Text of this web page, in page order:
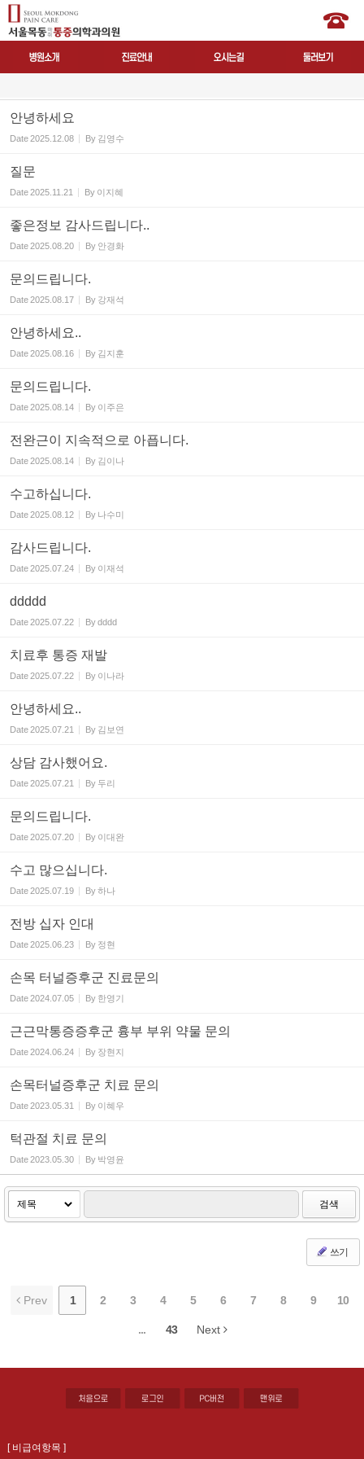
안녕하세요
Date2025.12.08 By 김영수
질문
Date2025.11.21 By 이지혜
좋은정보 감사드립니다..
Date2025.08.20 By 안경화
문의드립니다.
Date2025.08.17 By 강재석
안녕하세요..
Date2025.08.16 By 김지훈
문의드립니다.
Date2025.08.14 By 이주은
전완근이 지속적으로 아픕니다.
Date2025.08.14 By 김이나
수고하십니다.
Date2025.08.12 By 나수미
감사드립니다.
Date2025.07.24 By 이재석
ddddd
Date2025.07.22 Bydddd
치료후 통증 재발
Date2025.07.22 By 이나라
안녕하세요..
Date2025.07.21 By 김보연
상담 감사했어요.
Date2025.07.21 By 두리
문의드립니다.
Date2025.07.20 By 이대완
수고 많으십니다.
Date2025.07.19 By하나
전방 십자 인대
Date2025.06.23 By 정현
손목 터널증후군 진료문의
Date2024.07.05 By 한영기
근근막통증증후군 흉부 부위 약물 문의
Date2024.06.24 By 장현지
손목터널증후군 치료 문의
Date2023.05.31 By 이혜우
턱관절 치료 문의
Date2023.05.30 By 박영윤
검색
쓰기
Prev 1 2 3 4 5 6 7 8 9 10
... 43 Next
[ 비급여항목 ]